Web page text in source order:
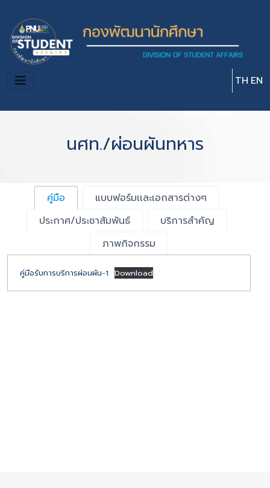
TH EN
นศท./ผ่อนผันทหาร
คู่มือ
แบบฟอร์มเเละเอกสารต่างๆ
ประกาศ/ประชาสัมพันธ์
บริการสำคัญ
ภาพกิจกรรม
คู่มือรับการบริการผ่อนผัน-1 Download